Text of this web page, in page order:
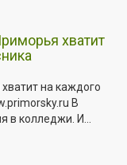
хватит
на каждого
В
в колледжи. И...